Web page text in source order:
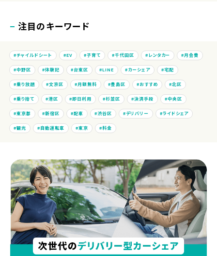
注目のキーワード
チャイルドシート EV 子育て 千代田区 レンタカー 月会費
中野区 体験記 台東区 LINE カーシェア 宅配
乗り放題 文京区 月額無料 豊島区 おすすめ 北区
乗り捨て 港区 即日利用 杉並区 決済手段 中央区
東京都 新宿区 配車 渋谷区 デリバリー ライドシェア
観光 自動運転車 東京 料金